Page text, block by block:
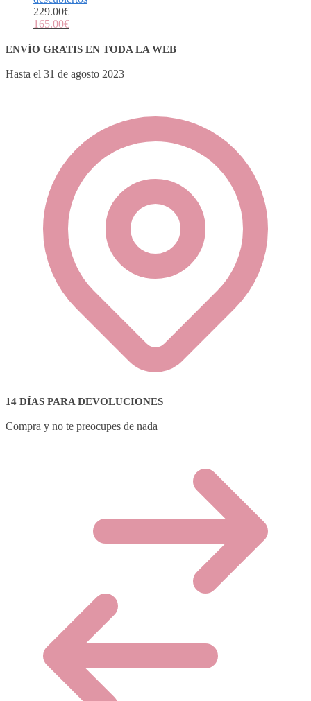
229.00€
165.00€
ENVÍO GRATIS EN TODA LA WEB
Hasta el 31 de agosto 2023
14 DÍAS PARA DEVOLUCIONES
Compra y no te preocupes de nada